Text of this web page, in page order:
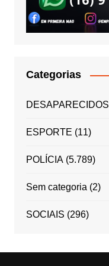
Categorias
DESAPARECIDOS
ESPORTE (11)
POLÍCIA(5.789)
Sem categoria(2)
SOCIAIS (296)